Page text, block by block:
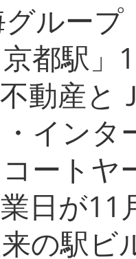
ルー
都駅」
動産と
インタ
ートヤ
日が11
の駅ビ